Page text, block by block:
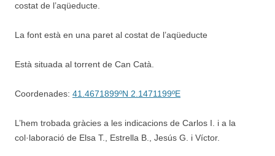
costat de l’aqüeducte.
La font està en una paret al costat de l’aqüeducte
Està situada al torrent de Can Catà.
Coordenades: 41.4671899ºN 2.1471199ºE
L’hem trobada gràcies a les indicacions de Carlos I. i a la
col·laboració de Elsa T., Estrella B., Jesús G. i Víctor.